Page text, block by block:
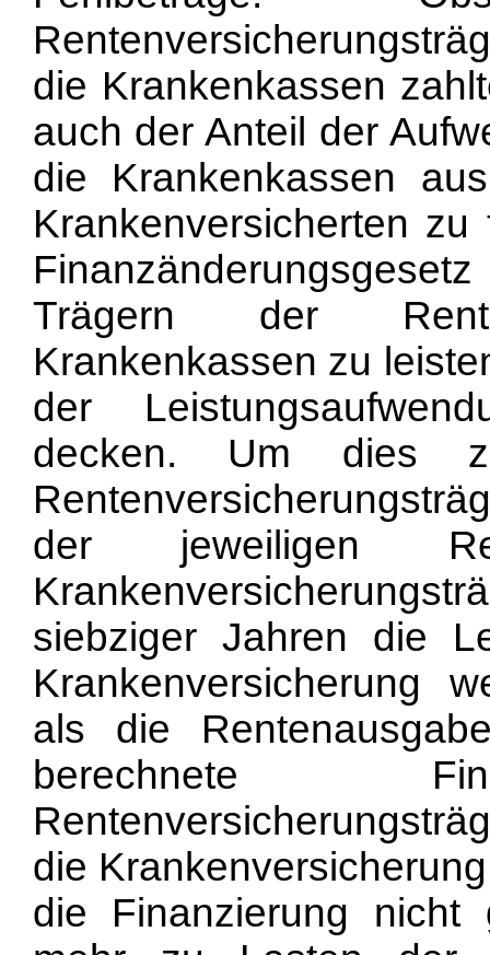
die Krankenkassen
auch der Anteil der
die Krankenkassen
Krankenversicherten
Trägern der
Krankenkassen zu
der
decken. Um dies
der jeweiligen
siebziger Jahren die
Krankenversicherung
als die
berechnete
die
die Finanzierung nicht